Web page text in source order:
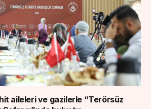
aileleri ve gazilerle “Terörsüz